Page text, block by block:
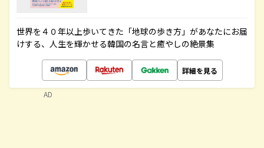
世界を４０年以上歩いてきた「地球の歩き方」があなたにお届
けする、人生を輝かせる韓国の名言と癒やしの絶景集
詳細を見る
AD